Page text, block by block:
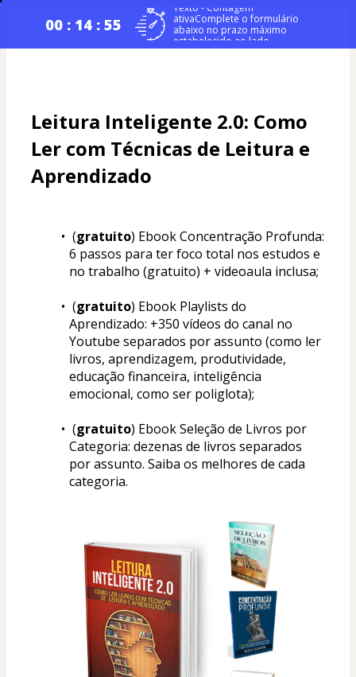
00 : 14 : 54
Texto - Contagem
ativaComplete o formulário
abaixo no prazo máximo
estabelecido ao lado.
Leitura Inteligente 2.0: Como
Ler com Técnicas de Leitura e
Aprendizado
(gratuito) Ebook Concentração Profunda:
6 passos para ter foco total nos estudos e
no trabalho (gratuito) + videoaula inclusa;
(gratuito) Ebook Playlists do
Aprendizado: +350 vídeos do canal no
Youtube separados por assunto (como ler
livros, aprendizagem, produtividade,
educação financeira, inteligência
emocional, como ser poliglota);
(gratuito) Ebook Seleção de Livros por
Categoria: dezenas de livros separados
por assunto. Saiba os melhores de cada
categoria.